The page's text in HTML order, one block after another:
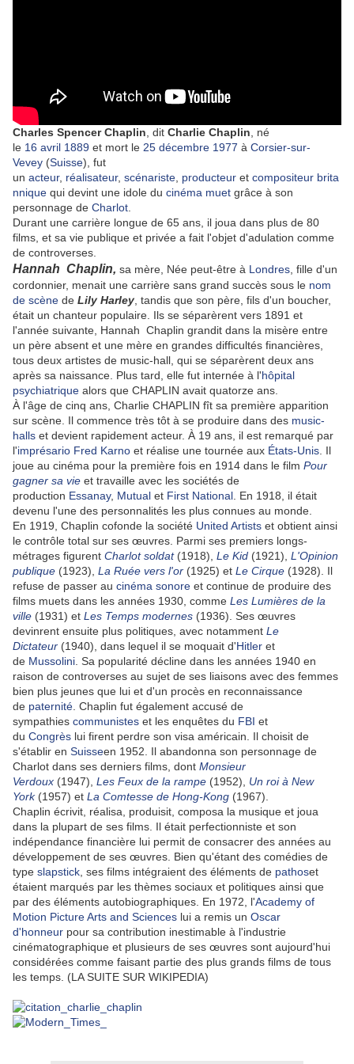
Charles Spencer Chaplin , dit Charlie Chaplin , né
le 16 avril 1889 et mort le 25 décembre 1977 à Corsier-sur-
Vevey (Suisse), fut
un acteur, réalisateur, scénariste producteur et compositeur brita
nnique qui devint une idole du cinéma muet grâce à son
personnage de Charlot
Durant une carrière longue de 65 ans, il joua dans plus de 80
films, et sa vie publique et privée a fait l'objet d'adulation comme
de controverses.
Hannah Chaplin, sa mère, Née peut-être à Londres fille d'un
cordonnier, menait une carrière sans grand succès sous le nom
de scène de Lily Harley , tandis que son père, fils d'un boucher,
était un chanteur populaire . Ils se séparèrent vers 1891 et
l'année suivante, Hannah Chaplin grandit dans la misère entre
un père absent et une mère en grandes difficultés financières,
tous deux artistes de music-hall, qui se séparèrent deux ans
après sa naissance. Plus tard, elle fut internée à l'hôpital
psychiatrique alors que CHAPLIN avait quatorze ans.
À l'âge de cinq ans, Charlie CHAPLIN fît sa première apparition
sur scène. Il commence très tôt à se produire dans des music-
halls et devient rapidement acteur. À 19 ans, il est remarqué par
l'imprésario Fred Karno et réalise une tournée aux États-Unis . Il
joue au cinéma pour la première fois en 1914 dans le film Pour
gagner sa vie et travaille avec les sociétés de
production Essanay, Mutual et First National . En 1918, il était
devenu l'une des personnalités les plus connues au monde.
En 1919, Chaplin cofonde la société United Artists et obtient ainsi
le contrôle total sur ses œuvres. Parmi ses premiers longs-
métrages figurent Charlot soldat(1918), Le Kid (1921), L'Opinion
publique (1923), La Ruée vers l'or (1925) et Le Cirque (1928). Il
refuse de passer au cinéma sonore et continue de produire des
films muets dans les années 1930, comme Les Lumières de la
ville (1931) et Les Temps modernes (1936). Ses œuvres
devinrent ensuite plus politiques, avec notamment Le
Dictateur (1940), dans lequel il se moquait d'Hitler et
de Mussolini . Sa popularité décline dans les années 1940 en
raison de controverses au sujet de ses liaisons avec des femmes
bien plus jeunes que lui et d'un procès en reconnaissance
de paternité . Chaplin fut également accusé de
sympathies communistes et les enquêtes du FBI et
du Congrès lui firent perdre son visa américain. Il choisit de
s'établir en Suisseen 1952. Il abandonna son personnage de
Charlot dans ses derniers films, dont Monsieur
Verdoux (1947), Les Feux de la rampe (1952), Un roi à New
York(1957) et La Comtesse de Hong-Kong (1967).
Chaplin écrivit, réalisa, produisit, composa la musique et joua
dans la plupart de ses films. Il était perfectionniste et son
indépendance financière lui permit de consacrer des années au
développement de ses œuvres. Bien qu'étant des comédies de
type slapstick , ses films intégraient des éléments de pathoset
étaient marqués par les thèmes sociaux et politiques ainsi que
par des éléments autobiographiques. En 1972, l'Academy of
Motion Picture Arts and Sciences lui a remis un Oscar
d'honneur pour sa contribution inestimable à l'industrie
cinématographique et plusieurs de ses œuvres sont aujourd'hui
considérées comme faisant partie des plus grands films de tous
les temps. (LA SUITE SUR WIKIPEDIA)